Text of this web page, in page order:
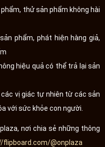
thử sản phẩm không hài
phẩm, phát hiện hàng giả,
hiệu quả có thể trả lại sản
vị giác tự nhiên từ các sản
với sức khỏe con người.
nơi chia sẻ những thông
flipboard.com/@onplaza